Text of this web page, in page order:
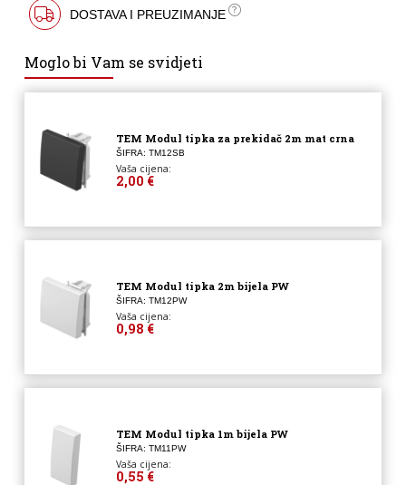
DOSTAVA I PREUZIMANJE
Moglo bi Vam se svidjeti
TEM Modul tipka za prekidač 2m mat crna
ŠIFRA: TM12SB
Vaša cijena:
2,00 €
TEM Modul tipka 2m bijela PW
ŠIFRA: TM12PW
Vaša cijena:
0,98 €
TEM Modul tipka 1m bijela PW
ŠIFRA: TM11PW
Vaša cijena:
0,55 €